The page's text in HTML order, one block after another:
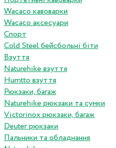
Wacaco кавоварки
Wacaco аксесуари
Спорт
Cold Steel бейсбольні біти
Взуття
Naturehike взуття
Humtto взуття
Рюкзаки, багаж
Naturehike рюкзаки та сумки
Victorinox рюкзаки, багаж
Deuter рюкзаки
Пальники та обладнання